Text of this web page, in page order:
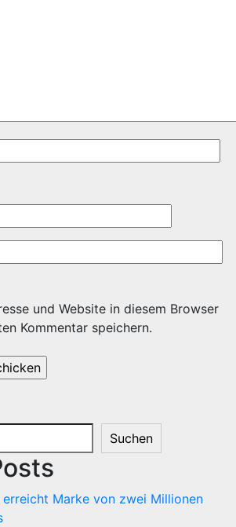
und Website in diesem Browser
Kommentar speichern.
Suchen
Marke von zwei Millionen